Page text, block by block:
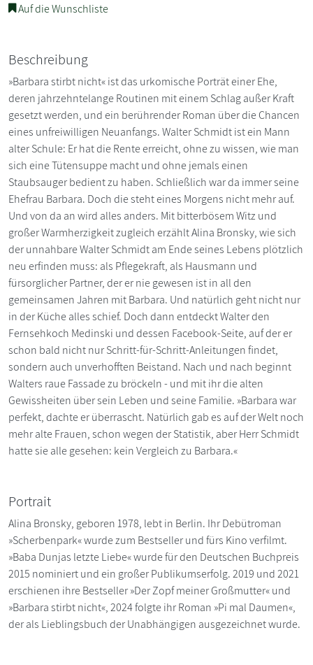
Auf die Wunschliste
Beschreibung
»Barbara stirbt nicht« ist das urkomische Porträt einer Ehe,
deren jahrzehntelange Routinen mit einem Schlag außer Kraft
gesetzt werden, und ein berührender Roman über die Chancen
eines unfreiwilligen Neuanfangs. Walter Schmidt ist ein Mann
alter Schule: Er hat die Rente erreicht, ohne zu wissen, wie man
sich eine Tütensuppe macht und ohne jemals einen
Staubsauger bedient zu haben. Schließlich war da immer seine
Ehefrau Barbara. Doch die steht eines Morgens nicht mehr auf.
Und von da an wird alles anders. Mit bitterbösem Witz und
großer Warmherzigkeit zugleich erzählt Alina Bronsky, wie sich
der unnahbare Walter Schmidt am Ende seines Lebens plötzlich
neu erfinden muss: als Pflegekraft, als Hausmann und
fürsorglicher Partner, der er nie gewesen ist in all den
gemeinsamen Jahren mit Barbara. Und natürlich geht nicht nur
in der Küche alles schief. Doch dann entdeckt Walter den
Fernsehkoch Medinski und dessen Facebook-Seite, auf der er
schon bald nicht nur Schritt-für-Schritt-Anleitungen findet,
sondern auch unverhofften Beistand. Nach und nach beginnt
Walters raue Fassade zu bröckeln - und mit ihr die alten
Gewissheiten über sein Leben und seine Familie. »Barbara war
perfekt, dachte er überrascht. Natürlich gab es auf der Welt noch
mehr alte Frauen, schon wegen der Statistik, aber Herr Schmidt
hatte sie alle gesehen: kein Vergleich zu Barbara.«
Portrait
Alina Bronsky, geboren 1978, lebt in Berlin. Ihr Debütroman
»Scherbenpark« wurde zum Bestseller und fürs Kino verfilmt.
»Baba Dunjas letzte Liebe« wurde für den Deutschen Buchpreis
2015 nominiert und ein großer Publikumserfolg. 2019 und 2021
erschienen ihre Bestseller »Der Zopf meiner Großmutter« und
»Barbara stirbt nicht«, 2024 folgte ihr Roman »Pi mal Daumen«,
der als Lieblingsbuch der Unabhängigen ausgezeichnet wurde.